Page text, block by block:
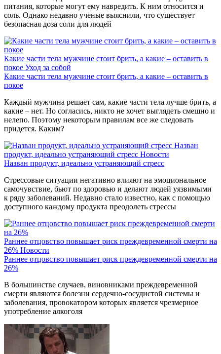
питания, которые могут ему навредить. К ним относится и
соль. Однако недавно ученые выяснили, что существует
безопасная доза соли для людей
Какие части тела мужчине стоит брить, а какие – оставить в
покое Уход за собой
Какие части тела мужчине стоит брить, а какие – оставить в
покое
Каждый мужчина решает сам, какие части тела лучше брить, а
какие – нет. Но согласись, никто не хочет выглядеть смешно и
нелепо. Поэтому некоторым правилам все же следовать
придется. Каким?
Назван
продукт, идеально устраняющий стресс Новости
Назван продукт, идеально устраняющий стресс
Стрессовые ситуации негативно влияют на эмоциональное
самочувствие, бьют по здоровью и делают людей уязвимыми
к ряду заболеваний. Недавно стало известно, как с помощью
доступного каждому продукта преодолеть стрессы
Раннее отцовство повышает риск преждевременной смерти на
26% Новости
Раннее отцовство повышает риск преждевременной смерти на
26%
В большинстве случаев, виновниками преждевременной
смерти являются болезни сердечно-сосудистой системы и
заболевания, провокатором которых является чрезмерное
употребление алкоголя